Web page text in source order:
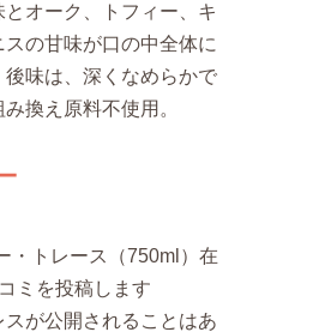
オーク、トフィー、キ
スの甘味が口の中全体に
後味は、深くなめらかで
換え原料不使用。
・トレース（750ml）在
ミを投稿します
スが公開されることはあ